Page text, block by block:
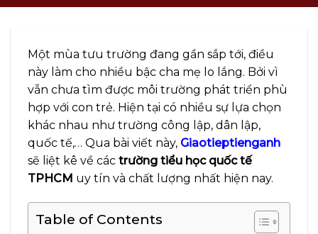
Một mùa tưu trường đang gần sắp tới, điều
này làm cho nhiều bậc cha mẹ lo lắng. Bởi vì
vẫn chưa tìm được môi trường phát triển phù
hợp với con trẻ. Hiện tại có nhiều sự lựa chọn
khác nhau như trường công lập, dân lập,
quốc tế,… Qua bài viết này, Giaotieptienganh
sẽ liệt kê về các trường tiểu học quốc tế
TPHCM uy tín và chất lượng nhất hiện nay.
Table of Contents